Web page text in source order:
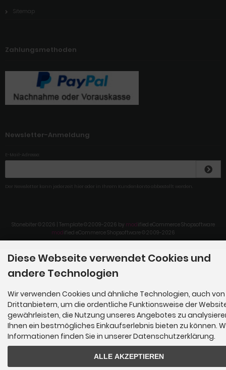
Sitemap
Zahlungsmethoden
Newsletter-Anmeldung
E-Mail-Adresse:
Der Newsletter kann jederzeit hier oder in Ihrem Kundenkonto abbestellt werden.
Stonebiter © 2026 | Template © 2009-2026 by modified eCommerce Shopsoftware
modified eCommerce Shopsoftware © 2009-2026
Diese Webseite verwendet Cookies und
andere Technologien
Wir verwenden Cookies und ähnliche Technologien, auch von
Drittanbietern, um die ordentliche Funktionsweise der
gewährleisten, die Nutzung unseres Angebotes zu
Ihnen ein bestmögliches Einkaufserlebnis bieten zu können.
Informationen finden Sie in unserer Datenschutzerklärung.
ALLE AKZEPTIEREN